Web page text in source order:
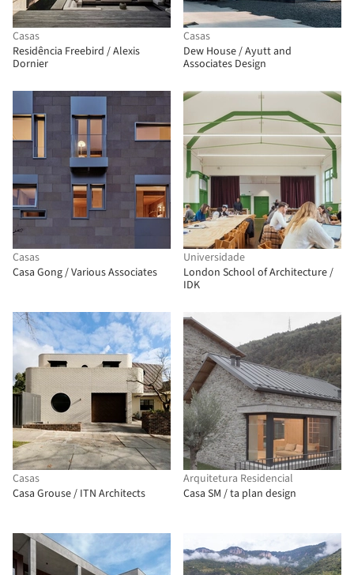
Casas
Residência Freebird / Alexis
Dornier
Casas
Dew House / Ayutt and
Associates Design
Casas
Casa Gong / Various Associates
Universidade
London School of Architecture /
IDK
Casas
Casa Grouse / ITN Architects
Arquitetura Residencial
Casa SM / ta plan design